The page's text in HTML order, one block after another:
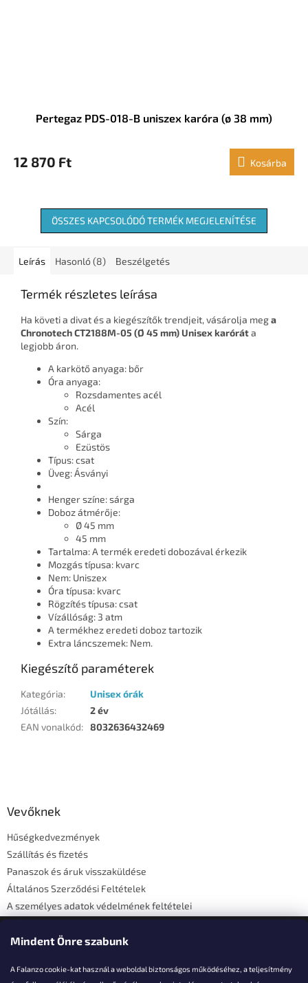
Mindent Önre szabunk
A Falanzo cookie-kat használ a weboldal biztonságos működéséhez, a teljesítmény
Pertegaz PDS-018-B uniszex karóra (ø 38 mm)
12 870 Ft Kosárba
ÖSSZES KAPCSOLÓDÓ TERMÉK MEGJELENÍTÉSE
Leírás Hasonló (8) Beszélgetés
Termék részletes leírása
Ha követi a divat és a kiegészítők trendjeit, vásárolja mega
Chronotech CT2188M-05 (Ø 45 mm) Unisex karóráta
legjobb áron.
A karkötő anyaga: bőr
Óra anyaga:
Rozsdamentes acél
Acél
Szín:
Sárga
Ezüstös
Típus: csat
Üveg: Ásványi
Henger színe: sárga
Doboz átmérője:
Ø 45 mm
45 mm
Tartalma: A termék eredeti dobozával érkezik
Mozgás típusa: kvarc
Nem: Uniszex
Óra típusa: kvarc
Rögzítés típusa: csat
Vízállóság: 3 atm
A termékhez eredeti doboz tartozik
Extra láncszemek: Nem.
Kiegészítő paraméterek
Kategória:
Unisex órák
Jótállás:
2 év
EAN vonalkód: 8032636432469
Vevőknek
Hűségkedvezmények
Szállítás és fizetés
Panaszok és áruk visszaküldése
Általános Szerződési Feltételek
A személyes adatok védelmének feltételei
Elérhetőségi adatok